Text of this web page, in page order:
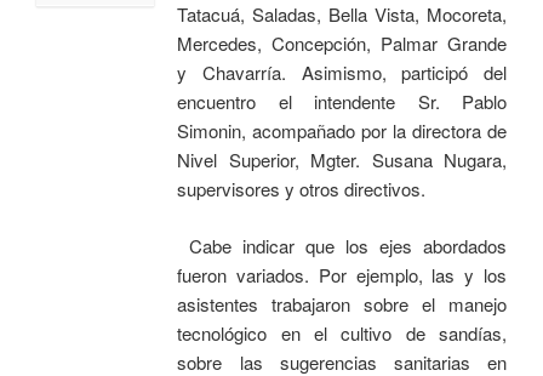
Tatacuá, Saladas, Bella Vista, Mocoreta,
Mercedes, Concepción, Palmar Grande
y Chavarría. Asimismo, participó del
encuentro el intendente Sr. Pablo
Simonin, acompañado por la directora de
Nivel Superior, Mgter. Susana Nugara,
supervisores y otros directivos.
Cabe indicar que los ejes abordados
fueron variados. Por ejemplo, las y los
asistentes trabajaron sobre el manejo
tecnológico en el cultivo de sandías,
sobre las sugerencias sanitarias en